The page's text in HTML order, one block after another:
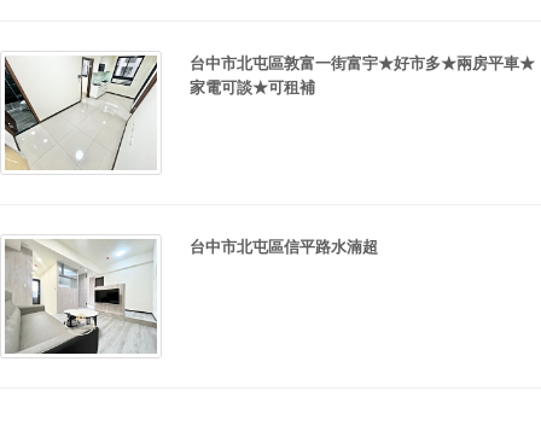
台中市北屯區敦富一街富宇★好市多★兩房平車★
家電可談★可租補
台中市北屯區信平路水湳超